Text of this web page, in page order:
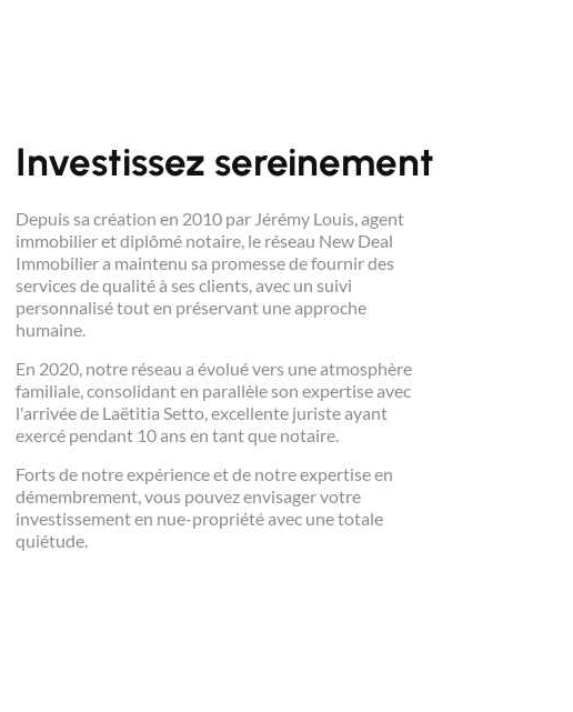
Investissez sereinement
Depuis sa création en 2010 par Jérémy Louis, agent
immobilier et diplômé notaire, le réseau New Deal
Immobilier a maintenu sa promesse de fournir des
services de qualité à ses clients, avec un suivi
personnalisé tout en préservant une approche
humaine.
En 2020, notre réseau a évolué vers une atmosphère
familiale, consolidant en parallèle son expertise avec
l'arrivée de Laëtitia Setto, excellente juriste ayant
exercé pendant 10 ans en tant que notaire.
Forts de notre expérience et de notre expertise en
démembrement, vous pouvez envisager votre
investissement en nue-propriété avec une totale
quiétude.